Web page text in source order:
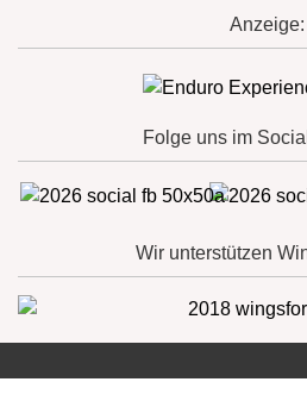
Anzeige:
Folge uns im
Wir unterstützen